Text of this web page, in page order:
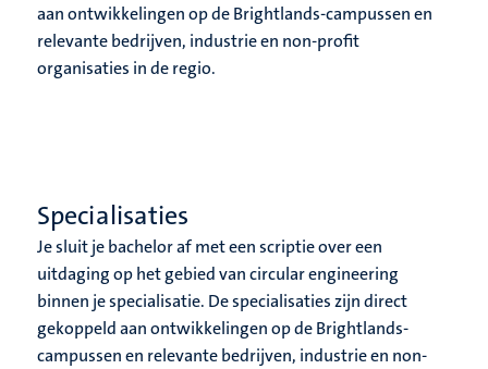
aan ontwikkelingen op de Brightlands-campussen en
relevante bedrijven, industrie en non-profit
organisaties in de regio.
Specialisaties
Je sluit je bachelor af met een scriptie over een
uitdaging op het gebied van circular engineering
binnen je specialisatie. De specialisaties zijn direct
gekoppeld aan ontwikkelingen op de Brightlands-
campussen en relevante bedrijven, industrie en non-